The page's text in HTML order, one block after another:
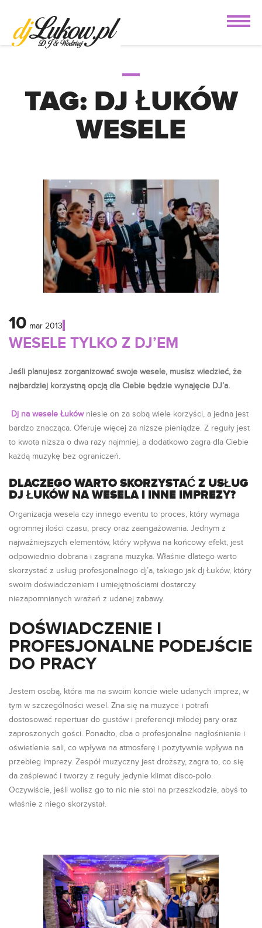
TAG: DJ ŁUKÓW
WESELE
10 mar 2013
WESELE TYLKO Z DJ’EM
Jeśli planujesz zorganizować swoje wesele, musisz wiedzieć, że
najbardziej korzystną opcją dla Ciebie będzie wynajęcie DJ’a.
Dj na wesele Łukówniesie on za sobą wiele korzyści, a jedna jest
bardzo znacząca. Oferuje więcej za niższe pieniądze. Z reguły jest
to kwota niższa o dwa razy najmniej, a dodatkowo zagra dla Ciebie
każdą muzykę bez ograniczeń.
DLACZEGO WARTO SKORZYSTAĆ Z USŁUG
DJ ŁUKÓW NA WESELA I INNE IMPREZY?
Organizacja wesela czy innego eventu to proces, który wymaga
ogromnej ilości czasu, pracy oraz zaangażowania. Jednym z
najważniejszych elementów, który wpływa na końcowy efekt, jest
odpowiednio dobrana i zagrana muzyka. Właśnie dlatego warto
skorzystać z usług profesjonalnego dj’a, takiego jak dj Łuków, który
swoim doświadczeniem i umiejętnościami dostarczy
niezapomnianych wrażeń z udanej zabawy.
DOŚWIADCZENIE I
PROFESJONALNE PODEJŚCIE
DO PRACY
Jestem osobą, która ma na swoim koncie wiele udanych imprez, w
tym w szczególności wesel. Zna się na muzyce i potrafi
dostosować repertuar do gustów i preferencji młodej pary oraz
zaproszonych gości. Ponadto, dba o profesjonalne nagłośnienie i
oświetlenie sali, co wpływa na atmosferę i pozytywnie wpływa na
przebieg imprezy. Zespół muzyczny jest droższy, zagra to, co się
da zaśpiewać i tworzy z reguły jedynie klimat disco-polo.
Oczywiście, jeśli wolisz go to nic nie stoi na przeszkodzie, abyś to
właśnie z niego skorzystał.